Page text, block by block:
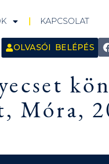
KAPCSOLAT
OLVASÓI BELÉPÉS
Móra,